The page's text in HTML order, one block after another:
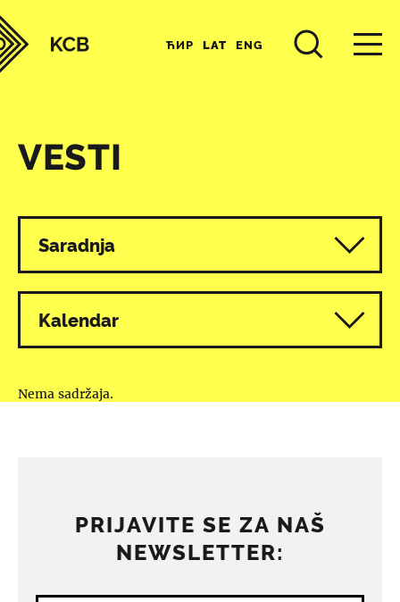
ЋИР LAT ENG
VESTI
Svi programi
Saradnja
Kalendar
Nema sadržaja.
PRIJAVITE SE ZA NAŠ
NEWSLETTER: